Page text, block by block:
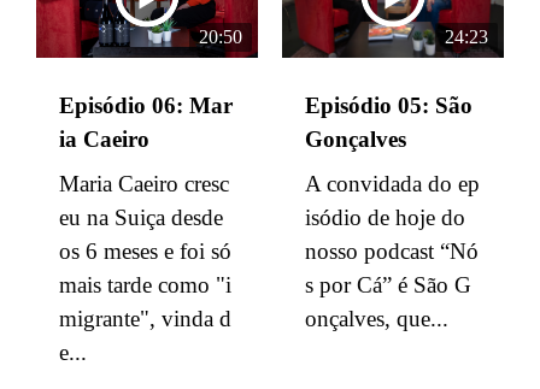
20:50
Episódio 06: Mar
ia Caeiro
Maria Caeiro cresc
eu na Suiça desde
os 6 meses e foi só
mais tarde como "i
migrante", vinda d
e...
24:23
Episódio 05: São
Gonçalves
A convidada do ep
isódio de hoje do
nosso podcast “Nó
s por Cá” é São G
onçalves, que...